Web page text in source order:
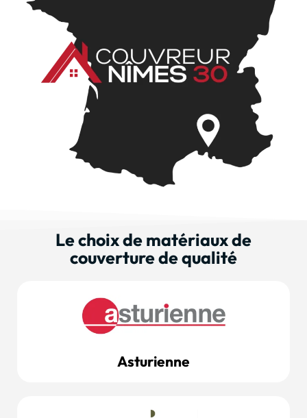
Le choix de matériaux de
couverture de qualité
Asturienne